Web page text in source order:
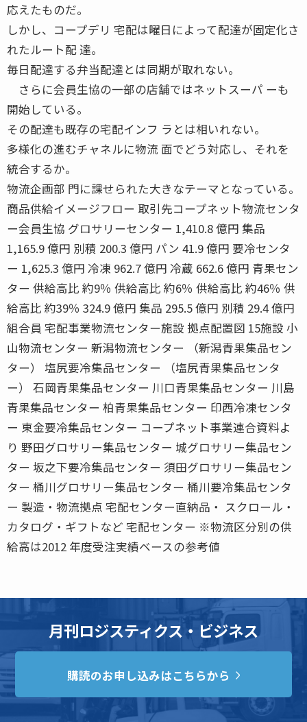
応えたものだ。
しかし、コープデリ 宅配は曜日によって配達が固定化さ
れたルート配 達。
毎日配達する弁当配達とは同期が取れない。
さらに会員生協の一部の店舗ではネットスーパ ーも
開始している。
その配達も既存の宅配インフ ラとは相いれない。
多様化の進むチャネルに物流 面でどう対応し、それを
統合するか。
物流企画部 門に課せられた大きなテーマとなっている。
商品供給イメージフロー 取引先コープネット物流センタ
ー会員生協 グロサリーセンター 1,410.8 億円 集品
1,165.9 億円 別積 200.3 億円 パン 41.9 億円 要冷センタ
ー 1,625.3 億円 冷凍 962.7 億円 冷蔵 662.6 億円 青果セン
ター 供給高比 約9％ 供給高比 約6％ 供給高比 約46％ 供
給高比 約39％ 324.9 億円 集品 295.5 億円 別積 29.4 億円
組合員 宅配事業物流センター施設 拠点配置図 15施設 小
山物流センター 新潟物流センター （新潟青果集品セン
ター） 塩尻要冷集品センター （塩尻青果集品センタ
ー） 石岡青果集品センター 川口青果集品センター 川島
青果集品センター 柏青果集品センター 印西冷凍センタ
ー 東金要冷集品センター コープネット事業連合資料よ
り 野田グロサリー集品センター 城グロサリー集品セン
ター 坂之下要冷集品センター 須田グロサリー集品セン
ター 桶川グロサリー集品センター 桶川要冷集品センタ
ー 製造・物流拠点 宅配センター直納品・ スクロール・
カタログ・ギフトなど 宅配センター ※物流区分別の供
給高は2012 年度受注実績ベースの参考値
月刊ロジスティクス・ビジネス
購読のお申し込みはこちらから